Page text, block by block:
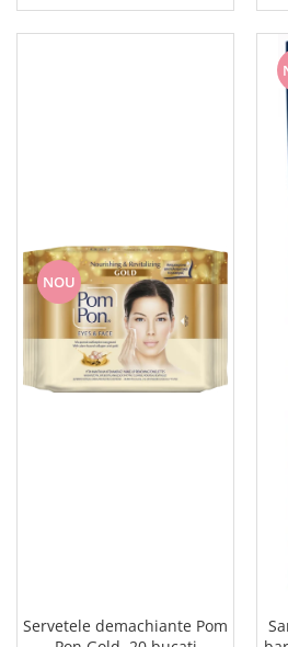
NOU
Servetele demachiante Pom